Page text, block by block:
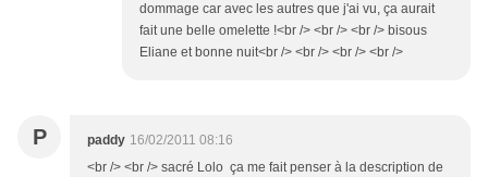
dommage car avec les autres que j'ai vu, ça aurait
fait une belle omelette !<br /> <br /> <br /> bisous
Eliane et bonne nuit<br /> <br /> <br /> <br />
P paddy 16/02/2011 08:16
<br /> <br /> sacré Lolo ça me fait penser à la description de